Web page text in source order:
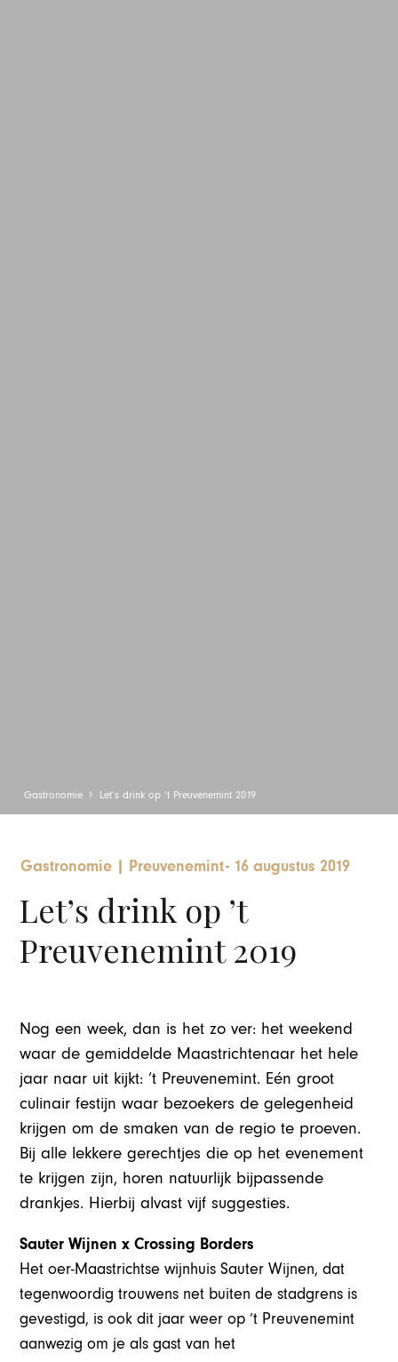
Gastronomie Let’s drink op ’t Preuvenemint 2019
Gastronomie Preuvenemint- 16 augustus 2019
Let’s drink op ’t
Preuvenemint 2019
Nog een week, dan is het zo ver: het weekend
waar de gemiddelde Maastrichtenaar het hele
jaar naar uit kijkt: ’t Preuvenemint. Eén groot
culinair festijn waar bezoekers de gelegenheid
krijgen om de smaken van de regio te proeven.
Bij alle lekkere gerechtjes die op het evenement
te krijgen zijn, horen natuurlijk bijpassende
drankjes. Hierbij alvast vijf suggesties.
Sauter Wijnen x Crossing Borders
Het oer-Maastrichtse wijnhuis Sauter Wijnen, dat
tegenwoordig trouwens net buiten de stadgrens is
gevestigd, is ook dit jaar weer op ’t Preuvenemint
aanwezig om je als gast van het